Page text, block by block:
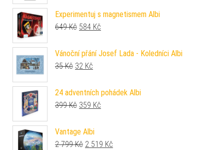
Experimentuj s magnetismem Albi
649Kč Původní cena byla: 649 Kč.
584 Kč
Vánoční přání Josef Lada - Koledníci Albi
35Kč Původní cena byla: 35 Kč.
32 Kč
24 adventních pohádek Albi
399Kč Původní cena byla: 399 Kč.
359 Kč
Vantage Albi
2 799Kč Původní cena byla: 2 799 Kč.
2 519 Kč